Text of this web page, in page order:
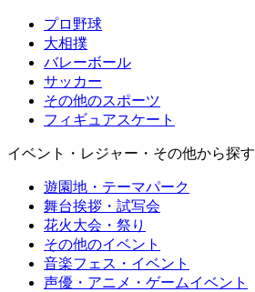
プロ野球
大相撲
バレーボール
サッカー
その他のスポーツ
フィギュアスケート
イベント・レジャー・その他から探す
遊園地・テーマパーク
舞台挨拶・試写会
花火大会・祭り
その他のイベント
音楽フェス・イベント
声優・アニメ・ゲームイベント